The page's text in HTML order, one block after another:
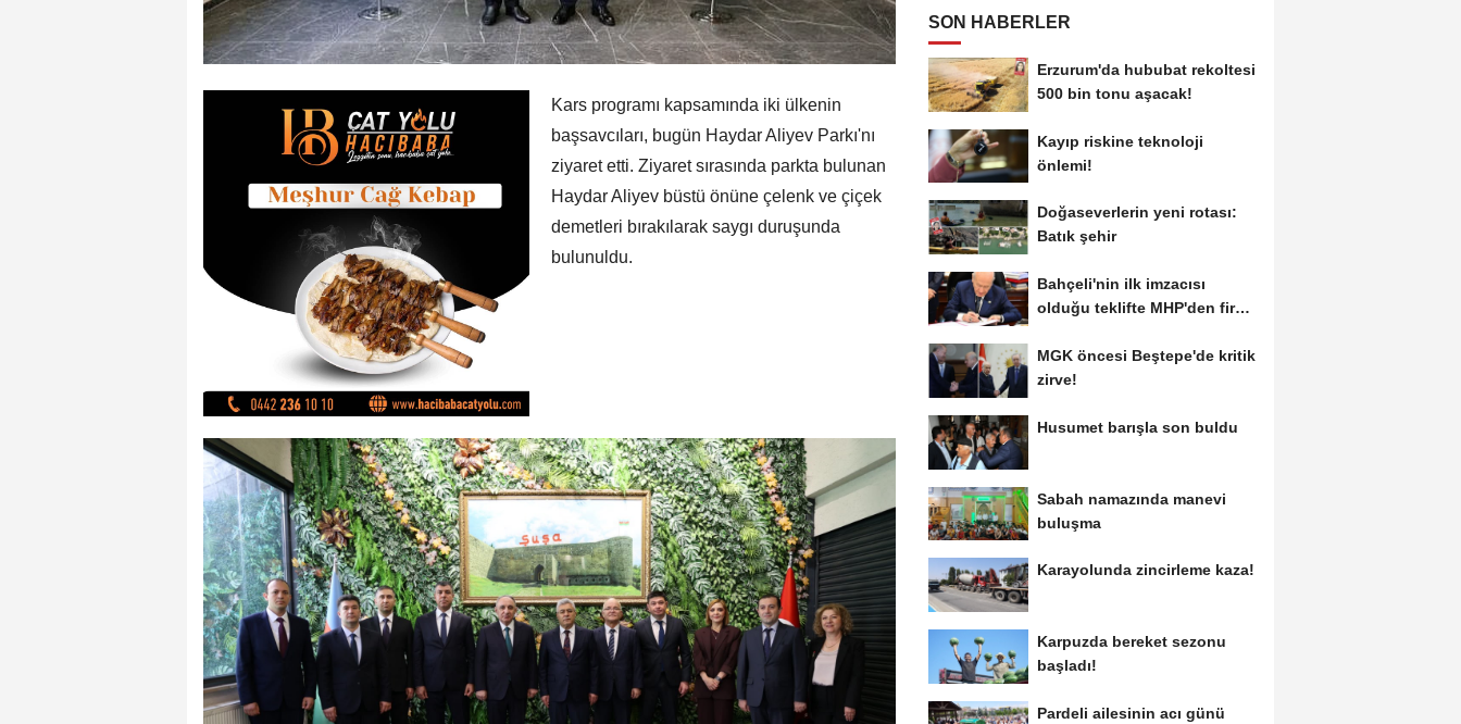
Kars programı kapsamında iki ülkenin
başsavcıları, bugün Haydar Aliyev Parkı'nı
ziyaret etti. Ziyaret sırasında parkta bulunan
Haydar Aliyev büstü önüne çelenk ve çiçek
demetleri bırakılarak saygı duruşunda
bulunuldu.
SON HABERLER
Erzurum'da hububat rekoltesi
500 bin tonu aşacak!
Kayıp riskine teknoloji
önlemi!
Doğaseverlerin yeni rotası:
Batık şehir
Bahçeli'nin ilk imzacısı
olduğu teklifte MHP'den fire
MGK öncesi Beştepe'de kritik
zirve!
Husumet barışla son buldu
Sabah namazında manevi
buluşma
Karayolunda zincirleme kaza!
Karpuzda bereket sezonu
başladı!
Pardeli ailesinin acı günü